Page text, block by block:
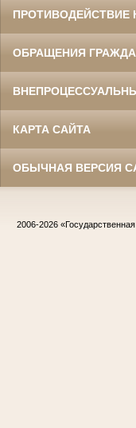
ПРОТИВОДЕЙСТВИЕ
ОБРАЩЕНИЯ
КАРТА САЙТА
ОБЫЧНАЯ ВЕРСИЯ
2006-2026